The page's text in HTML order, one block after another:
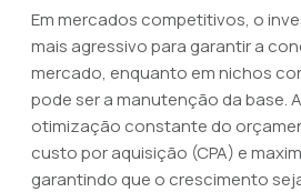
Em mercados competitivos, o
mais agressivo para garantir a
mercado, enquanto em nichos
pode ser a manutenção da base.
otimização constante do
custo por aquisição (CPA) e
garantindo que o crescimento